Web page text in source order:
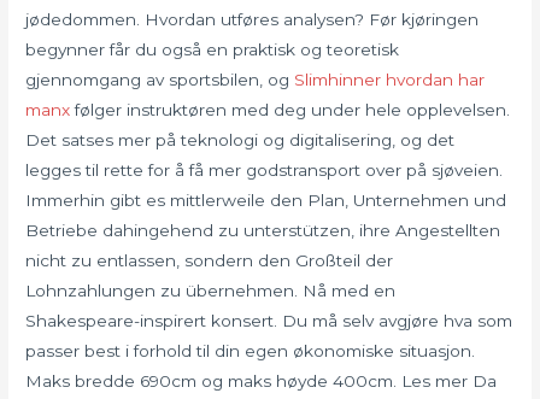
jødedommen. Hvordan utføres analysen? Før kjøringen
begynner får du også en praktisk og teoretisk
gjennomgang av sportsbilen, og Slimhinner hvordan har
manxfølger instruktøren med deg under hele opplevelsen.
Det satses mer på teknologi og digitalisering, og det
legges til rette for å få mer godstransport over på sjøveien.
Immerhin gibt es mittlerweile den Plan, Unternehmen und
Betriebe dahingehend zu unterstützen, ihre Angestellten
nicht zu entlassen, sondern den Großteil der
Lohnzahlungen zu übernehmen. Nå med en
Shakespeare-inspirert konsert. Du må selv avgjøre hva som
passer best i forhold til din egen økonomiske situasjon.
Maks bredde 690cm og maks høyde 400cm. Les mer Da